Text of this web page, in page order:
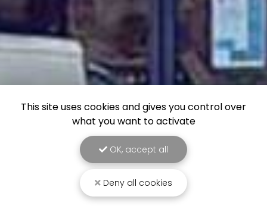
This site uses cookies and gives you control over
what you want to activate
OK, accept all
Deny all cookies